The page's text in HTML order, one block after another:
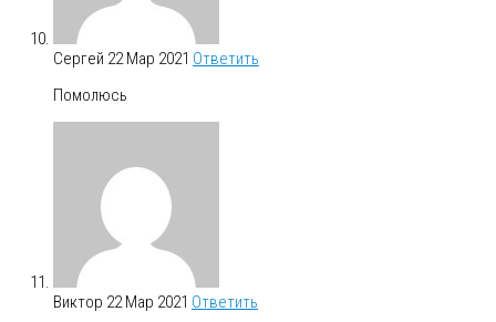
Сергей 22 Мар 2021 Ответить
Помолюсь
Виктор 22 Мар 2021 Ответить